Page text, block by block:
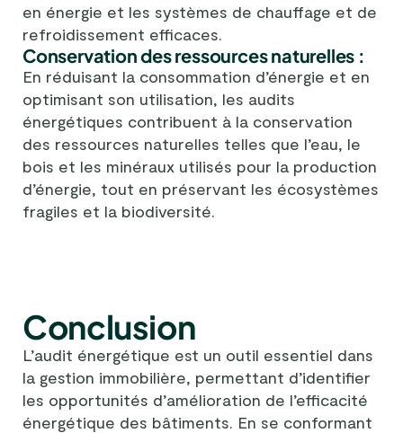
en énergie et les systèmes de chauffage et de
refroidissement efficaces.
Conservation des ressources naturelles :
En réduisant la consommation d’énergie et en
optimisant son utilisation, les audits
énergétiques contribuent à la conservation
des ressources naturelles telles que l’eau, le
bois et les minéraux utilisés pour la production
d’énergie, tout en préservant les écosystèmes
fragiles et la biodiversité.
Conclusion
L’audit énergétique est un outil essentiel dans
la gestion immobilière, permettant d’identifier
les opportunités d’amélioration de l’efficacité
énergétique des bâtiments. En se conformant